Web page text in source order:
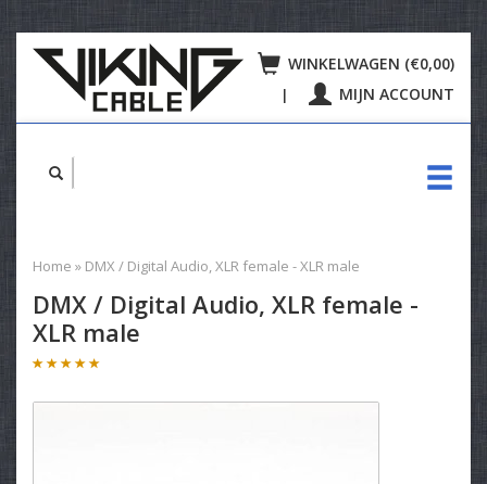
WINKELWAGEN (€0,00)
| MIJN ACCOUNT
Home » DMX / Digital Audio, XLR female - XLR male
DMX / Digital Audio, XLR female -
XLR male